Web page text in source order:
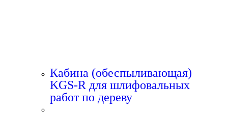
Кабина (обеспыливающая)
KGS-R для шлифовальных
работ по дереву